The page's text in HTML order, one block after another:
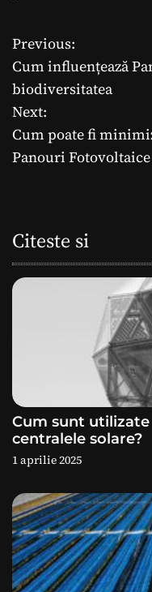
N
a
v
i
r
e
a
r
t
i
c
o
Previous:
Cum influențează
biodiversitatea
Next:
Cum poate fi
Panouri Fotovoltaice
Citeste si
Cum sunt
centralele solare?
1 aprilie 2025